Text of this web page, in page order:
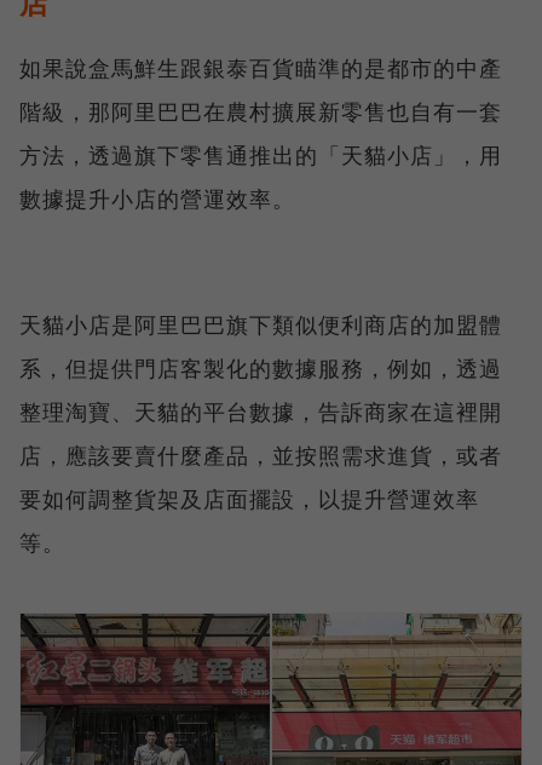
如果說盒馬鮮生跟銀泰百貨瞄準的是都市的中產
階級，那阿里巴巴在農村擴展新零售也自有一套
方法，透過旗下零售通推出的「天貓小店」，用
數據提升小店的營運效率。
天貓小店是阿里巴巴旗下類似便利商店的加盟體
系，但提供門店客製化的數據服務，例如，透過
整理淘寶、天貓的平台數據，告訴商家在這裡開
店，應該要賣什麼產品，並按照需求進貨，或者
要如何調整貨架及店面擺設，以提升營運效率
等。